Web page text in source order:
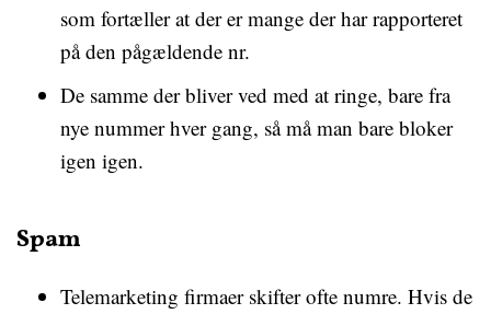
som fortæller at der er mange der har rapporteret
på den pågældende nr.
De samme der bliver ved med at ringe, bare fra
nye nummer hver gang, så må man bare bloker
igen igen.
Spam
Telemarketing firmaer skifter ofte numre. Hvis de